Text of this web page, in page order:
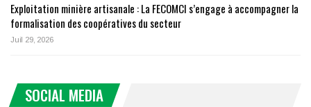
Exploitation minière artisanale : La FECOMCI s’engage à accompagner la
formalisation des coopératives du secteur
Juil 29, 2026
SOCIAL MEDIA